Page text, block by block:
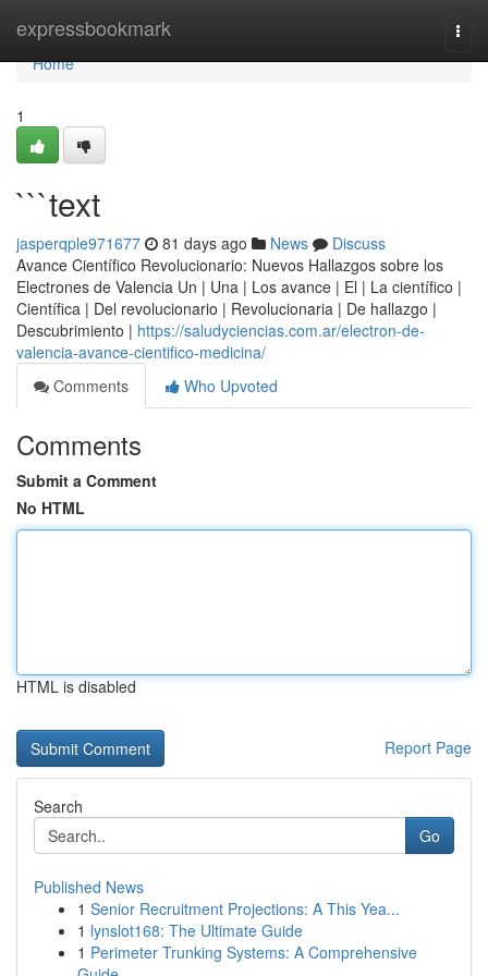
expressbookmark
Home
Home
1
```text
jasperqple971677 81 days ago News
Discuss
Avance Científico Revolucionario: Nuevos Hallazgos sobre los
Electrones de Valencia Un | Una | Los avance | El | La científico |
Científica | Del revolucionario | Revolucionaria | De hallazgo |
Descubrimiento | https://saludyciencias.com.ar/electron-de-
valencia-avance-cientifico-medicina/
Comments
Who Upvoted
Comments
Submit a Comment
No HTML
HTML is disabled
Report Page
Search
Go
Published News
1 Senior Recruitment Projections: A This Yea...
1 lynslot168: The Ultimate Guide
1 Perimeter Trunking Systems: A Comprehensive